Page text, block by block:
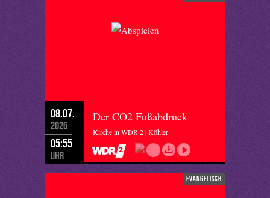
08.07.
2026
05:55
Uhr
Der CO2 Fußabdruck
Kirche in WDR 2 | Köhler
evangelisch